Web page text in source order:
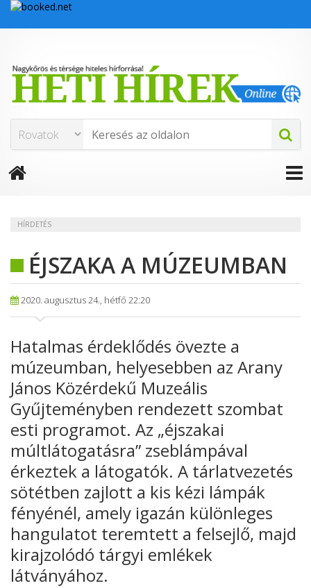
HÍRDETÉS
ÉJSZAKA A MÚZEUMBAN
2020. augusztus 24., hétfő 22:20
Hatalmas érdeklődés övezte a
múzeumban, helyesebben az Arany
János Közérdekű Muzeális
Gyűjteményben rendezett szombat
esti programot. Az „éjszakai
múltlátogatásra” zseblámpával
érkeztek a látogatók. A tárlatvezetés
sötétben zajlott a kis kézi lámpák
fényénél, amely igazán különleges
hangulatot teremtett a felsejlő, majd
kirajzolódó tárgyi emlékek
látványához.